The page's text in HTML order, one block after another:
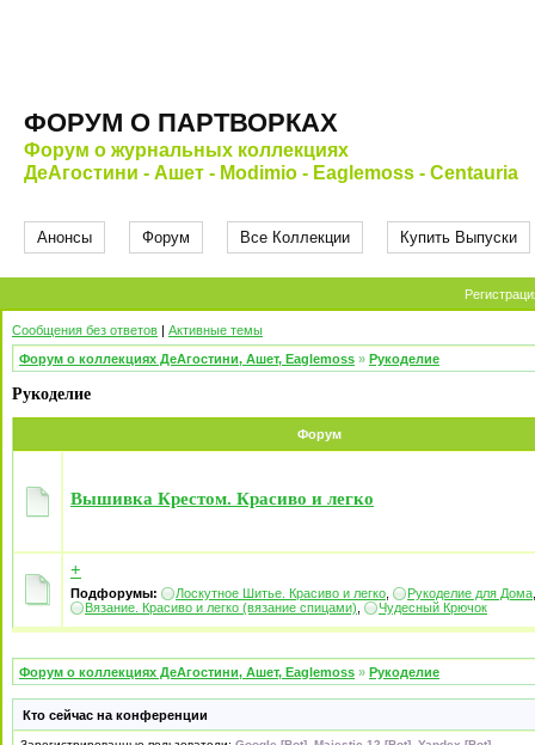
ФОРУМ О ПАРТВОРКАХ
Форум о журнальных коллекциях
ДеАгостини - Ашет - Modimio - Eaglemoss - Centauria
Анонсы Форум Все Коллекции Купить Выпуски
Сообщения без ответов | Активные темы
Форум о коллекциях ДеАгостини, Ашет, Eaglemoss » Рукоделие
Рукоделие
Форум
Вышивка Крестом. Красиво и легко
+
Подфорумы: Лоскутное Шитье. Красиво и легко Рукоделие для Дома
Вязание. Красиво и легко (вязание спицами)
Чудесный Крючок
Форум о коллекциях ДеАгостини, Ашет, Eaglemoss » Рукоделие
Кто сейчас на конференции